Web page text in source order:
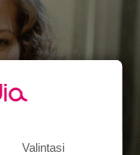
Valintasi